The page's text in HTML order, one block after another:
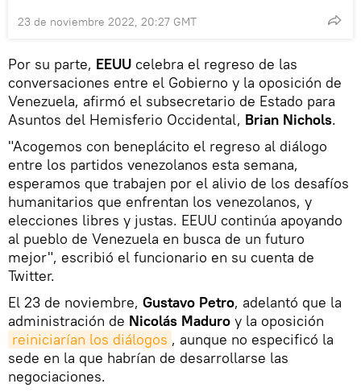
23 de noviembre 2022, 20:27 GMT
Por su parte, EEUU celebra el regreso de las
conversaciones entre el Gobierno y la oposición de
Venezuela, afirmó el subsecretario de Estado para
Asuntos del Hemisferio Occidental, Brian Nichols.
"Acogemos con beneplácito el regreso al diálogo
entre los partidos venezolanos esta semana,
esperamos que trabajen por el alivio de los desafíos
humanitarios que enfrentan los venezolanos, y
elecciones libres y justas. EEUU continúa apoyando
al pueblo de Venezuela en busca de un futuro
mejor", escribió el funcionario en su cuenta de
Twitter.
El 23 de noviembre, Gustavo Petro, adelantó que la
administración de Nicolás Maduro y la oposición
reiniciarían los diálogos , aunque no especificó la
sede en la que habrían de desarrollarse las
negociaciones.